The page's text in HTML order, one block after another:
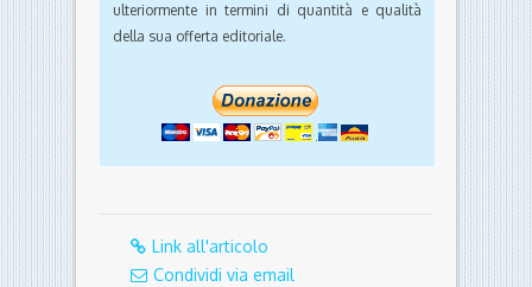
ulteriormente in termini di quantità e qualità
della sua offerta editoriale.
Link all'articolo
Condividi via email